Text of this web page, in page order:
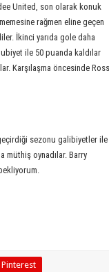
United, son olarak konuk
rağmen eline geçen
İkinci yarıda gole daha
ile 50 puanda kaldılar
Karşılaşma öncesinde Ross
sezonu galibiyetler ile
müthiş oynadılar. Barry
Pinterest